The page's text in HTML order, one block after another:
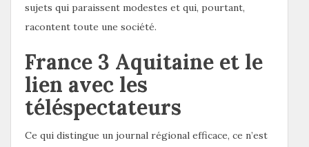
sujets qui paraissent modestes et qui, pourtant,
racontent toute une société.
France 3 Aquitaine et le
lien avec les
téléspectateurs
Ce qui distingue un journal régional efficace, ce n’est